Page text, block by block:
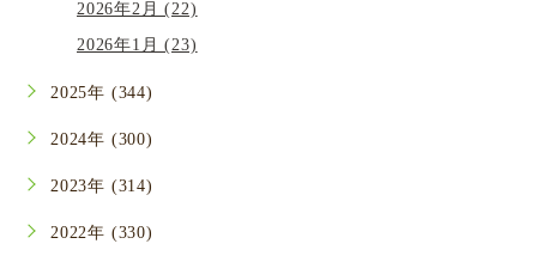
2026年2月 (22)
2026年1月 (23)
2025年 (344)
2024年 (300)
2023年 (314)
2022年 (330)